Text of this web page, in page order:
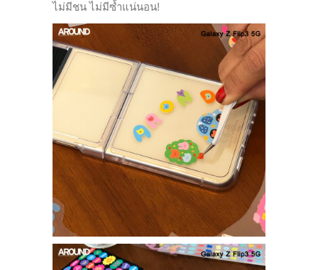
ไม่มีชน ไม่มีซ้ำแน่นอน!